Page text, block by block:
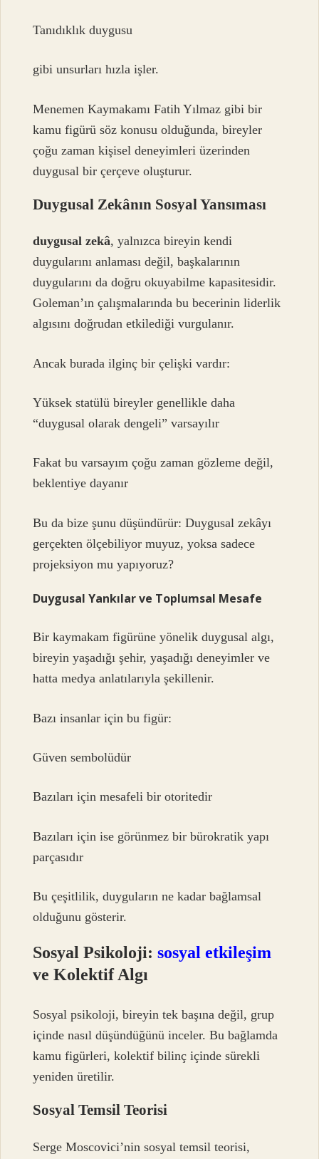
Tanıdıklık duygusu
gibi unsurları hızla işler.
Menemen Kaymakamı Fatih Yılmaz gibi bir
kamu figürü söz konusu olduğunda, bireyler
çoğu zaman kişisel deneyimleri üzerinden
duygusal bir çerçeve oluşturur.
Duygusal Zekânın Sosyal Yansıması
duygusal zekâ, yalnızca bireyin kendi
duygularını anlaması değil, başkalarının
duygularını da doğru okuyabilme kapasitesidir.
Goleman’ın çalışmalarında bu becerinin liderlik
algısını doğrudan etkilediği vurgulanır.
Ancak burada ilginç bir çelişki vardır:
Yüksek statülü bireyler genellikle daha
“duygusal olarak dengeli” varsayılır
Fakat bu varsayım çoğu zaman gözleme değil,
beklentiye dayanır
Bu da bize şunu düşündürür: Duygusal zekâyı
gerçekten ölçebiliyor muyuz, yoksa sadece
projeksiyon mu yapıyoruz?
Duygusal Yankılar ve Toplumsal Mesafe
Bir kaymakam figürüne yönelik duygusal algı,
bireyin yaşadığı şehir, yaşadığı deneyimler ve
hatta medya anlatılarıyla şekillenir.
Bazı insanlar için bu figür:
Güven sembolüdür
Bazıları için mesafeli bir otoritedir
Bazıları için ise görünmez bir bürokratik yapı
parçasıdır
Bu çeşitlilik, duyguların ne kadar bağlamsal
olduğunu gösterir.
Sosyal Psikoloji:sosyal etkileşim
ve Kolektif Algı
Sosyal psikoloji, bireyin tek başına değil, grup
içinde nasıl düşündüğünü inceler. Bu bağlamda
kamu figürleri, kolektif bilinç içinde sürekli
yeniden üretilir.
Sosyal Temsil Teorisi
Serge Moscovici’nin sosyal temsil teorisi,